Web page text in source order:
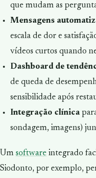
que mudam as
Mensagens
escala de dor e
vídeos curtos quando
Dashboard de
de queda de
sensibilidade após
Integração clínica
sondagem, imagens)
Um software integrado
Siodonto, por exemplo,